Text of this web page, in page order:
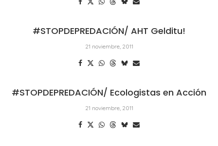
#STOPDEPREDACIÓN/ AHT Gelditu!
21 noviembre, 2011
#STOPDEPREDACIÓN/ Ecologistas en Acción
21 noviembre, 2011